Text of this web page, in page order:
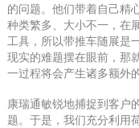
的问题。他们带着自己精
种类繁多、大小不一，在
工具，所以带推车随展是
现实的难题摆在眼前，那
一过程将会产生诸多额外
康瑞通敏锐地捕捉到客户
题。于是，我们充分利用